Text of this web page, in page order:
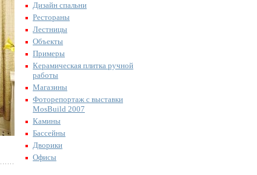
Дизайн спальни
Рестораны
Лестницы
Объекты
Примеры
Керамическая плитка ручной
работы
Магазины
Фоторепортаж с выставки
MosBuild 2007
Камины
Бассейны
Дворики
Офисы